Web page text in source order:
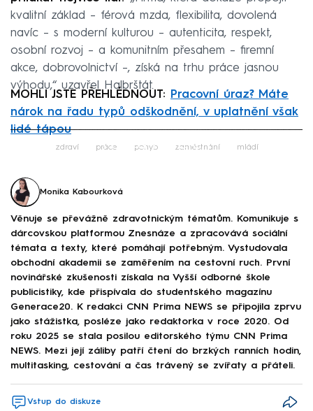
kvalitní základ – férová mzda, flexibilita, dovolená
navíc – s moderní kulturou – autenticita, respekt,
osobní rozvoj – a komunitním přesahem – firemní
akce, dobrovolnictví –, získá na trhu práce jasnou
výhodu,“ uzavřel Halbrštát.
MOHLI JSTE PŘEHLÉDNOUT:
Pracovní úraz? Máte
nárok na řadu typů odškodnění, v uplatnění však
lidé tápou
Failed to fetch
zdraví práce pohyb zaměstnání mládí
Monika Kabourková
Věnuje se převážně zdravotnickým tématům. Komunikuje s
dárcovskou platformou Znesnáze a zpracovává sociální
témata a texty, které pomáhají potřebným. Vystudovala
obchodní akademii se zaměřením na cestovní ruch. První
novinářské zkušenosti získala na Vyšší odborné škole
publicistiky, kde přispívala do studentského magazínu
Generace20. K redakci CNN Prima NEWS se připojila zprvu
jako stážistka, posléze jako redaktorka v roce 2020. Od
roku 2025 se stala posilou editorského týmu CNN Prima
NEWS. Mezi její záliby patří čtení do brzkých ranních hodin,
multitasking, cestování a čas trávený se zvířaty a přáteli.
Vstup do diskuze